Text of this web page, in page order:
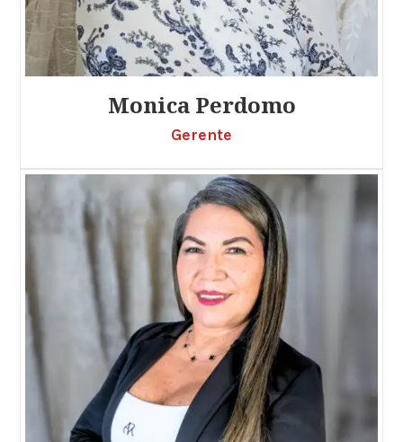
Monica Perdomo
Gerente